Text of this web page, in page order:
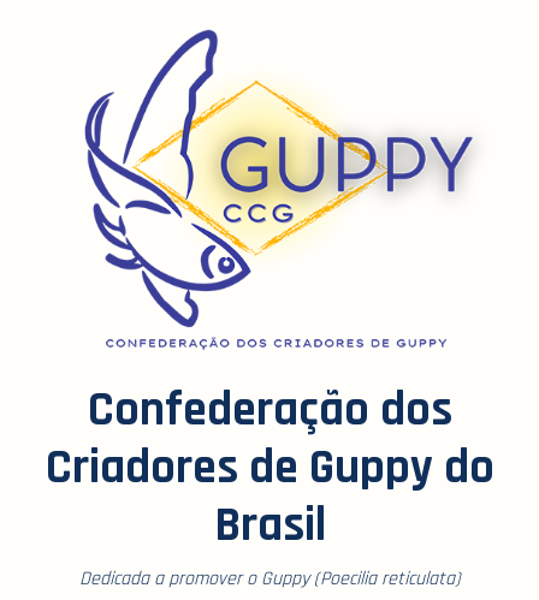
Confederação dos
Criadores de Guppy do
Brasil
Dedicada a promover o Guppy (Poecilia reticulata)